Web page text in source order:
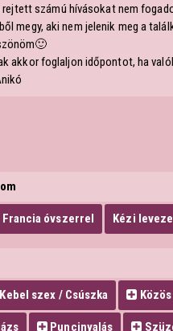
rejtett számú hívásokat nem
megy, aki nem jelenik meg a
akkor foglaljon időpontot, ha
Francia óvszerrel Kézi
Kebel szex / Csúszka
Puncinyalás